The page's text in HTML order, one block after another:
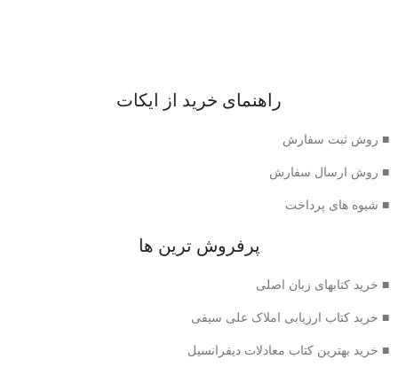
راهنمای خرید از ایکات
■ روش ثبت سفارش
■ روش ارسال سفارش
■ شیوه های پرداخت
پرفروش ترین ها
■ خرید کتابهای زبان اصلی
■ خرید کتاب ارزیابی املاک علی سیفی
■ خرید بهترین کتاب معادلات دیفرانسیل